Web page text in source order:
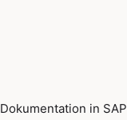
Dokumentation in SAP